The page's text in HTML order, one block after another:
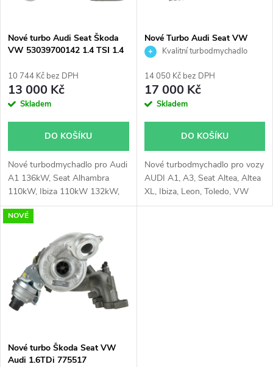
p
r
o
u
k
t
s
p
r
o
d
u
k
ů
Nové turbo Audi Seat Škoda
VW 53039700142 1.4 TSI 1.4
10 744 Kč bez DPH
13 000 Kč
Skladem
DO KOŠÍKU
Nové turbodmychadlo pro Audi
A1 136kW, Seat Alhambra
110kW, Ibiza 110kW 132kW,
Škoda Fabia 132kW, VW
Beetle 118kW, CC 118kW, EOS
118kW, Golf 103kW 118kW
125kW, Jetta 103kW 118kW
125kW, Passat 118kW, Polo
132kW, Scirocco 118kW,
Sharan 110kW, Tiguan 110kW
118kW, Touran 103kW 125kW
Nové Turbo Audi Seat VW
Škoda 1.2TFSI 1.2TSI IHI
Kvalitní turbodmychadlo
14 050 Kč bez DPH
17 000 Kč
Skladem
DO KOŠÍKU
Nové turbodmychadlo pro vozy
AUDI A1, A3, Seat Altea, Altea
XL, Ibiza, Leon, Toledo, VW
Beetle, Caddy, Golf, Jetta, Polo,
NOVÉ
Nové turbo Škoda Seat VW
Audi 1.6TDi 775517